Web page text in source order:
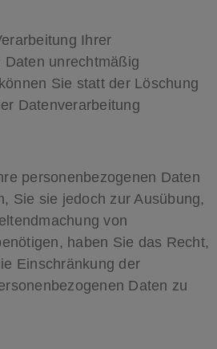
Ihrer
unrechtmäßig
Sie statt der Löschung
Datenverarbeitung
Daten
Sie sie jedoch zur Ausübung,
von
haben Sie das Recht,
Einschränkung der
Daten zu